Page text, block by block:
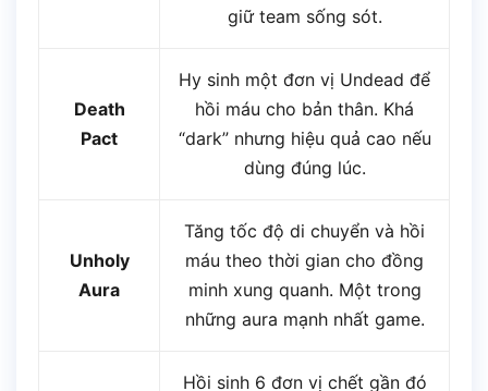
giữ team sống sót.
Death
Pact
Hy sinh một đơn vị Undead để
hồi máu cho bản thân. Khá
“dark” nhưng hiệu quả cao nếu
dùng đúng lúc.
Unholy
Aura
Tăng tốc độ di chuyển và hồi
máu theo thời gian cho đồng
minh xung quanh. Một trong
những aura mạnh nhất game.
Hồi sinh 6 đơn vị chết gần đó